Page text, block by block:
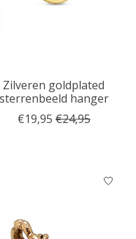
Zilveren goldplated
sterrenbeeld hanger
€19,95 €24,95